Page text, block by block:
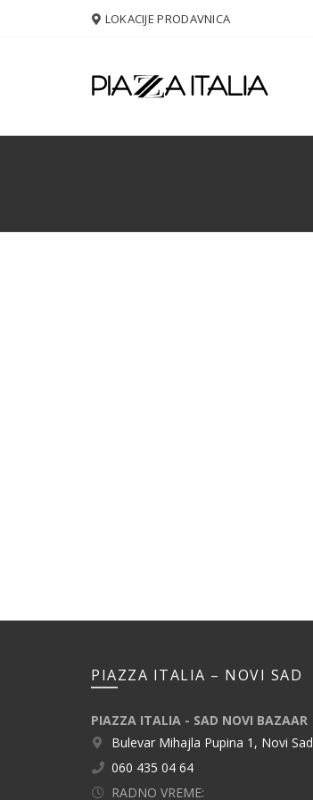
LOKACIJE PRODAVNICA
PIAZZA ITALIA – NOVI SAD
PIAZZA ITALIA - SAD NOVI BAZAAR
Bulevar Mihajla Pupina 1, Novi Sad
060 435 04 64
RADNO VREME: